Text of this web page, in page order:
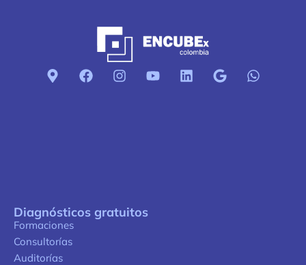
Diagnósticos gratuitos
Formaciones
Consultorías
Auditorías